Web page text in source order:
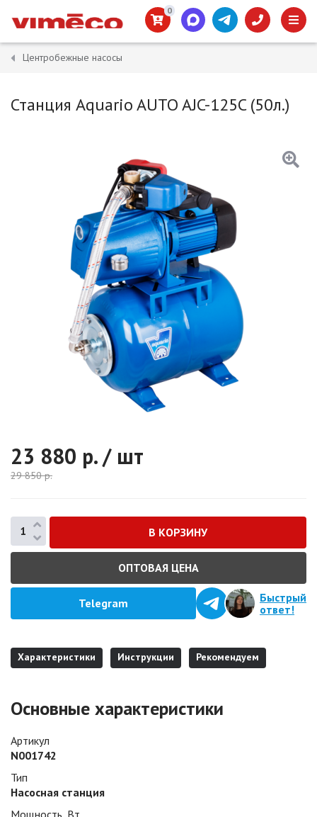
0
Центробежные насосы
Станция Aquario AUTO AJC-125C (50л.)
23 880 р. / шт
29 850р.
ОПТОВАЯ ЦЕНА
Telegram
Быстрый
ответ!
Характеристики Инструкции Рекомендуем
Основные характеристики
Артикул
N001742
Тип
Насосная станция
Мощность, Вт